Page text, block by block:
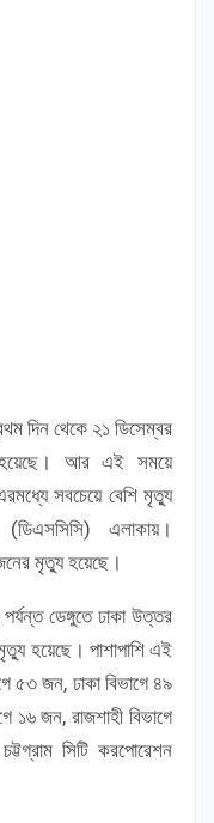
দিন থেকে ২১ ডিসেম্বর
আর এই সময়ে
সবচেয়ে বেশি মৃত্যু
এলাকায়।
মৃত্যু হয়েছে।
ডেঙ্গুতে ঢাকা উত্তর
হয়েছে। পাশাপাশি এই
৫৩ জন, ঢাকা বিভাগে ৪৯
১৬ জন, রাজশাহী বিভাগে
সিটি করপোরেশন